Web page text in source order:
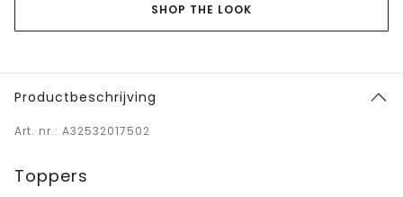
SHOP THE LOOK
Productbeschrijving
Art. nr.: A32532017502
Toppers